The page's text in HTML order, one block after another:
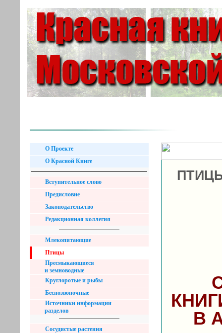
О Проекте
О Красной Книге
Вступительное слово
Предисловие
Законодательство
Редакционная коллегия
Млекопитающие
Птицы
Пресмыкающиеся
и земноводные
Круглоротые и рыбы
Беспозвоночные
Источники информации
разделов
Сосудистые растения
В